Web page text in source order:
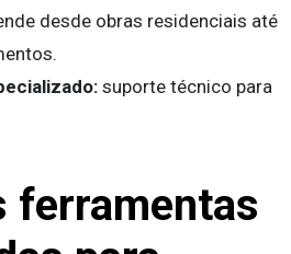
desde obras residenciais até
suporte técnico para
ferramentas